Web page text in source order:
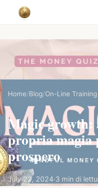
Home/Blog/On-Line Training
Magic growth:
propria
prospero
July 22, 2024·3 min di